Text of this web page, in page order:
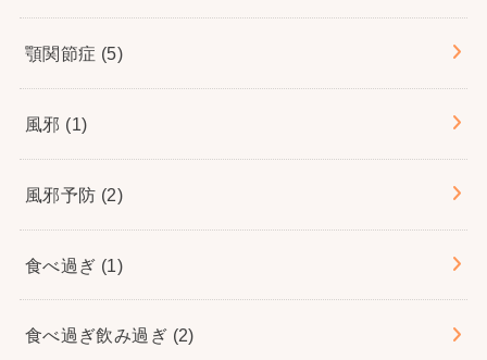
顎関節症 (5)
風邪 (1)
風邪予防 (2)
食べ過ぎ (1)
食べ過ぎ飲み過ぎ (2)